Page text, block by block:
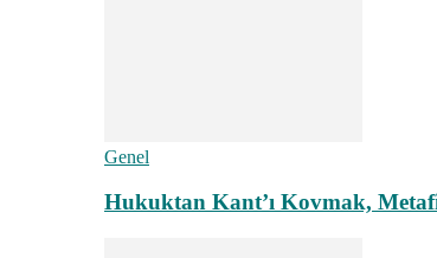
Genel
Hukuktan Kant’ı Kovmak,